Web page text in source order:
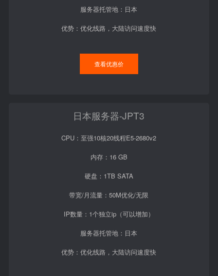
服务器托管地：日本
优势：优化线路，大陆访问速度快
查看优惠价
日本服务器-JPT3
CPU：至强10核20线程E5-2680v2
内存：16 GB
硬盘：1TB SATA
带宽/月流量：50M优化/无限
IP数量：1个独立ip（可以增加）
服务器托管地：日本
优势：优化线路，大陆访问速度快